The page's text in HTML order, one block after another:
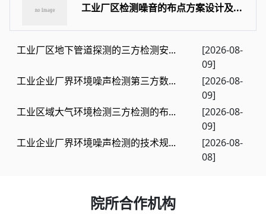
工业厂区检测噪音的布点方案设计及...
工业厂区地下管道探测的三方检测安...
[2026-08-
09]
工业企业厂界环境噪声检测第三方数...
[2026-08-
09]
工业区域大气环境检测三方检测的布...
[2026-08-
09]
工业企业厂界环境噪声检测的技术规...
[2026-08-
08]
院所合作机构